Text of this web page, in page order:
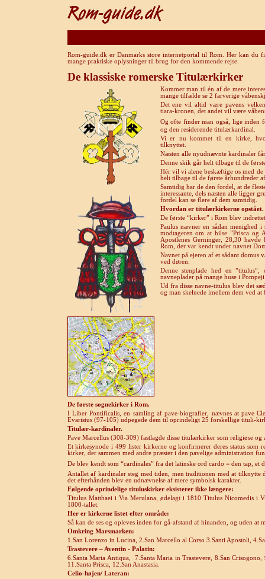
Rom-guide.dk er Danmarks store internetportal til Rom. Her kan du
mange praktiske oplysninger til brug for den kommende rejse.
De klassiske romerske Titulærkirker
Kommer man til én af de mere
mange tilfælde se 2 farverige
Det ene vil altid være pavens
tiara-kronen, det andet vil være
Og ofte finder man også, lige inden
og den residerende titulærkardinal.
Vi er nu kommet til en kirke,
tilknyttet.
Næsten alle nyudnævnte kardinaler
Denne skik går helt tilbage til de
Hér vil vi alene beskæftige os med
helt tilbage til de første århundreder
Samtidig har de den fordel, at de
interessante, dels næsten alle ligger
fordel kan se flere af dem samtidig.
Hvordan er titulærkirkerne opstået.
De første “kirker” i Rom blev
Paulus nævner en sådan menighed
i
modtageren om at hilse ”Prisca og
Apostlenes Gerninger, 28,30
Rom, der var kendt under navnet
Navnet på ejeren af et sådant domus
ved døren.
Denne stenplade hed en
navneplader på mange huse i
Ud fra disse navne-titulus blev det
og man skelnede imellem dem ved
De første sognekirker i Rom.
I Liber Pontificalis, en samling af pave-biografier, nævnes at pave
Evaristus (97-105) udpegede dem til oprindeligt 25 forskellige tituli-
Titulær-kardinaler.
Pave Marcellus (308-309) fastlagde disse titulærkirker som religiøse
Et kirkesynode i 499 lister kirkerne og konfirmerer deres status som
kirker, der sammen med andre præster i den pavelige administration
De blev kendt som “cardinales” fra det latinske ord cardo = den tap, et
Antallet af kardinaler steg med tiden, men traditionen med at tilknytte
det efterhånden blev en udnævnelse af mere symbolsk karakter.
Følgende oprindelige tituluskirker eksisterer ikke længere:
Titulus Matthaei i Via Merulana, ødelagt i 1810 Titulus Nicomedis i
1800-tallet.
Her er kirkerne listet efter område:
Så kan de ses og opleves inden for gå-afstand af hinanden, og uden at
Omkring Marsmarken:
1.San Lorenzo in Lucina, 2.San Marcello al Corso 3.Santi Apostoli,
Trastevere – Aventin - Palatin:
6.Santa Maria Antiqua,
7.Santa Maria in Trastevere, 8.San
11.Santa Prisca, 12.San Anastasia.
Celio-højen/ Lateran: